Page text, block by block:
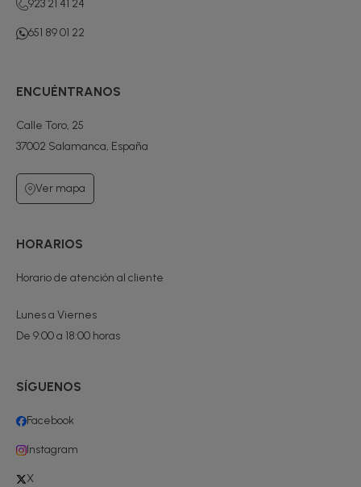
923 21 41 24
651 89 01 22
ENCUÉNTRANOS
Calle Toro, 25
37002 Salamanca, España
Ver mapa
HORARIOS
Horario de atención al cliente
Lunes a Viernes
De 9:00 a 18:00 horas
SÍGUENOS
Facebook
Instagram
X